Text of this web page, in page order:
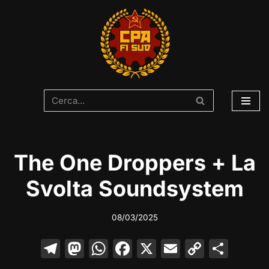
The One Droppers + La
Svolta Soundsystem
08/03/2025
T M W F X E C